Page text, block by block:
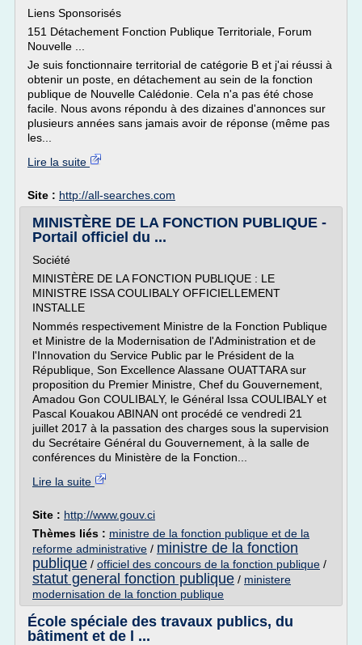
Liens Sponsorisés
151 Détachement Fonction Publique Territoriale, Forum
Nouvelle ...
Je suis fonctionnaire territorial de catégorie B et j'ai réussi à
obtenir un poste, en détachement au sein de la fonction
publique de Nouvelle Calédonie. Cela n'a pas été chose
facile. Nous avons répondu à des dizaines d'annonces sur
plusieurs années sans jamais avoir de réponse (même pas
les...
Lire la suite
Site : http://all-searches.com
MINISTÈRE DE LA FONCTION PUBLIQUE -
Portail officiel du ...
Société
MINISTÈRE DE LA FONCTION PUBLIQUE : LE
MINISTRE ISSA COULIBALY OFFICIELLEMENT
INSTALLE
Nommés respectivement Ministre de la Fonction Publique
et Ministre de la Modernisation de l'Administration et de
l'Innovation du Service Public par le Président de la
République, Son Excellence Alassane OUATTARA sur
proposition du Premier Ministre, Chef du Gouvernement,
Amadou Gon COULIBALY, le Général Issa COULIBALY et
Pascal Kouakou ABINAN ont procédé ce vendredi 21
juillet 2017 à la passation des charges sous la supervision
du Secrétaire Général du Gouvernement, à la salle de
conférences du Ministère de la Fonction...
Lire la suite
Site : http://www.gouv.ci
Thèmes liés : ministre de la fonction publique et de la
reforme administrative / ministre de la fonction
publique / officiel des concours de la fonction publique /
statut general fonction publique / ministere
modernisation de la fonction publique
École spéciale des travaux publics, du
bâtiment et de l ...